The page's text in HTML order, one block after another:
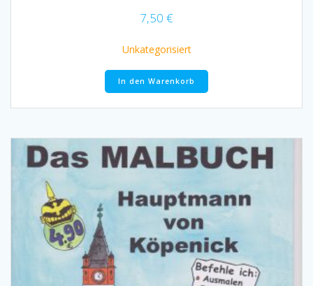
7,50 €
Unkategorisiert
In den Warenkorb